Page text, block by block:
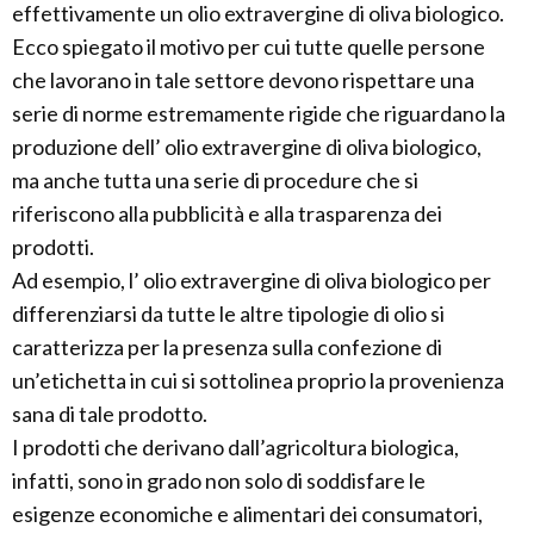
effettivamente un olio extravergine di oliva biologico.
Ecco spiegato il motivo per cui tutte quelle persone
che lavorano in tale settore devono rispettare una
serie di norme estremamente rigide che riguardano la
produzione dell’ olio extravergine di oliva biologico,
ma anche tutta una serie di procedure che si
riferiscono alla pubblicità e alla trasparenza dei
prodotti.
Ad esempio, l’ olio extravergine di oliva biologico per
differenziarsi da tutte le altre tipologie di olio si
caratterizza per la presenza sulla confezione di
un’etichetta in cui si sottolinea proprio la provenienza
sana di tale prodotto.
I prodotti che derivano dall’agricoltura biologica,
infatti, sono in grado non solo di soddisfare le
esigenze economiche e alimentari dei consumatori,